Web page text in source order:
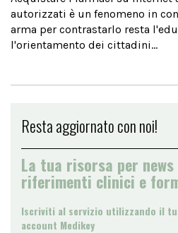
autorizzati è un fenomeno in
arma per contrastarlo resta
l'orientamento dei cittadini...
Resta aggiornato con noi!
La tua risorsa per news
riferimenti clinici e
Iscriviti al servizio utilizzando il
account Medikey